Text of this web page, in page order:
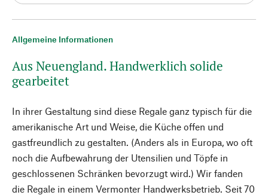
Allgemeine Informationen
Aus Neuengland. Handwerklich solide
gearbeitet
In ihrer Gestaltung sind diese Regale ganz typisch für die
amerikanische Art und Weise, die Küche offen und
gastfreundlich zu gestalten. (Anders als in Europa, wo oft
noch die Aufbewahrung der Utensilien und Töpfe in
geschlossenen Schränken bevorzugt wird.) Wir fanden
die Regale in einem Vermonter Handwerksbetrieb. Seit 70